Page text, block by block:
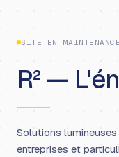
SITE EN MAINTENANCE
R² —
Solutions
entreprises et